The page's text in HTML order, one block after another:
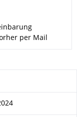
per Mail